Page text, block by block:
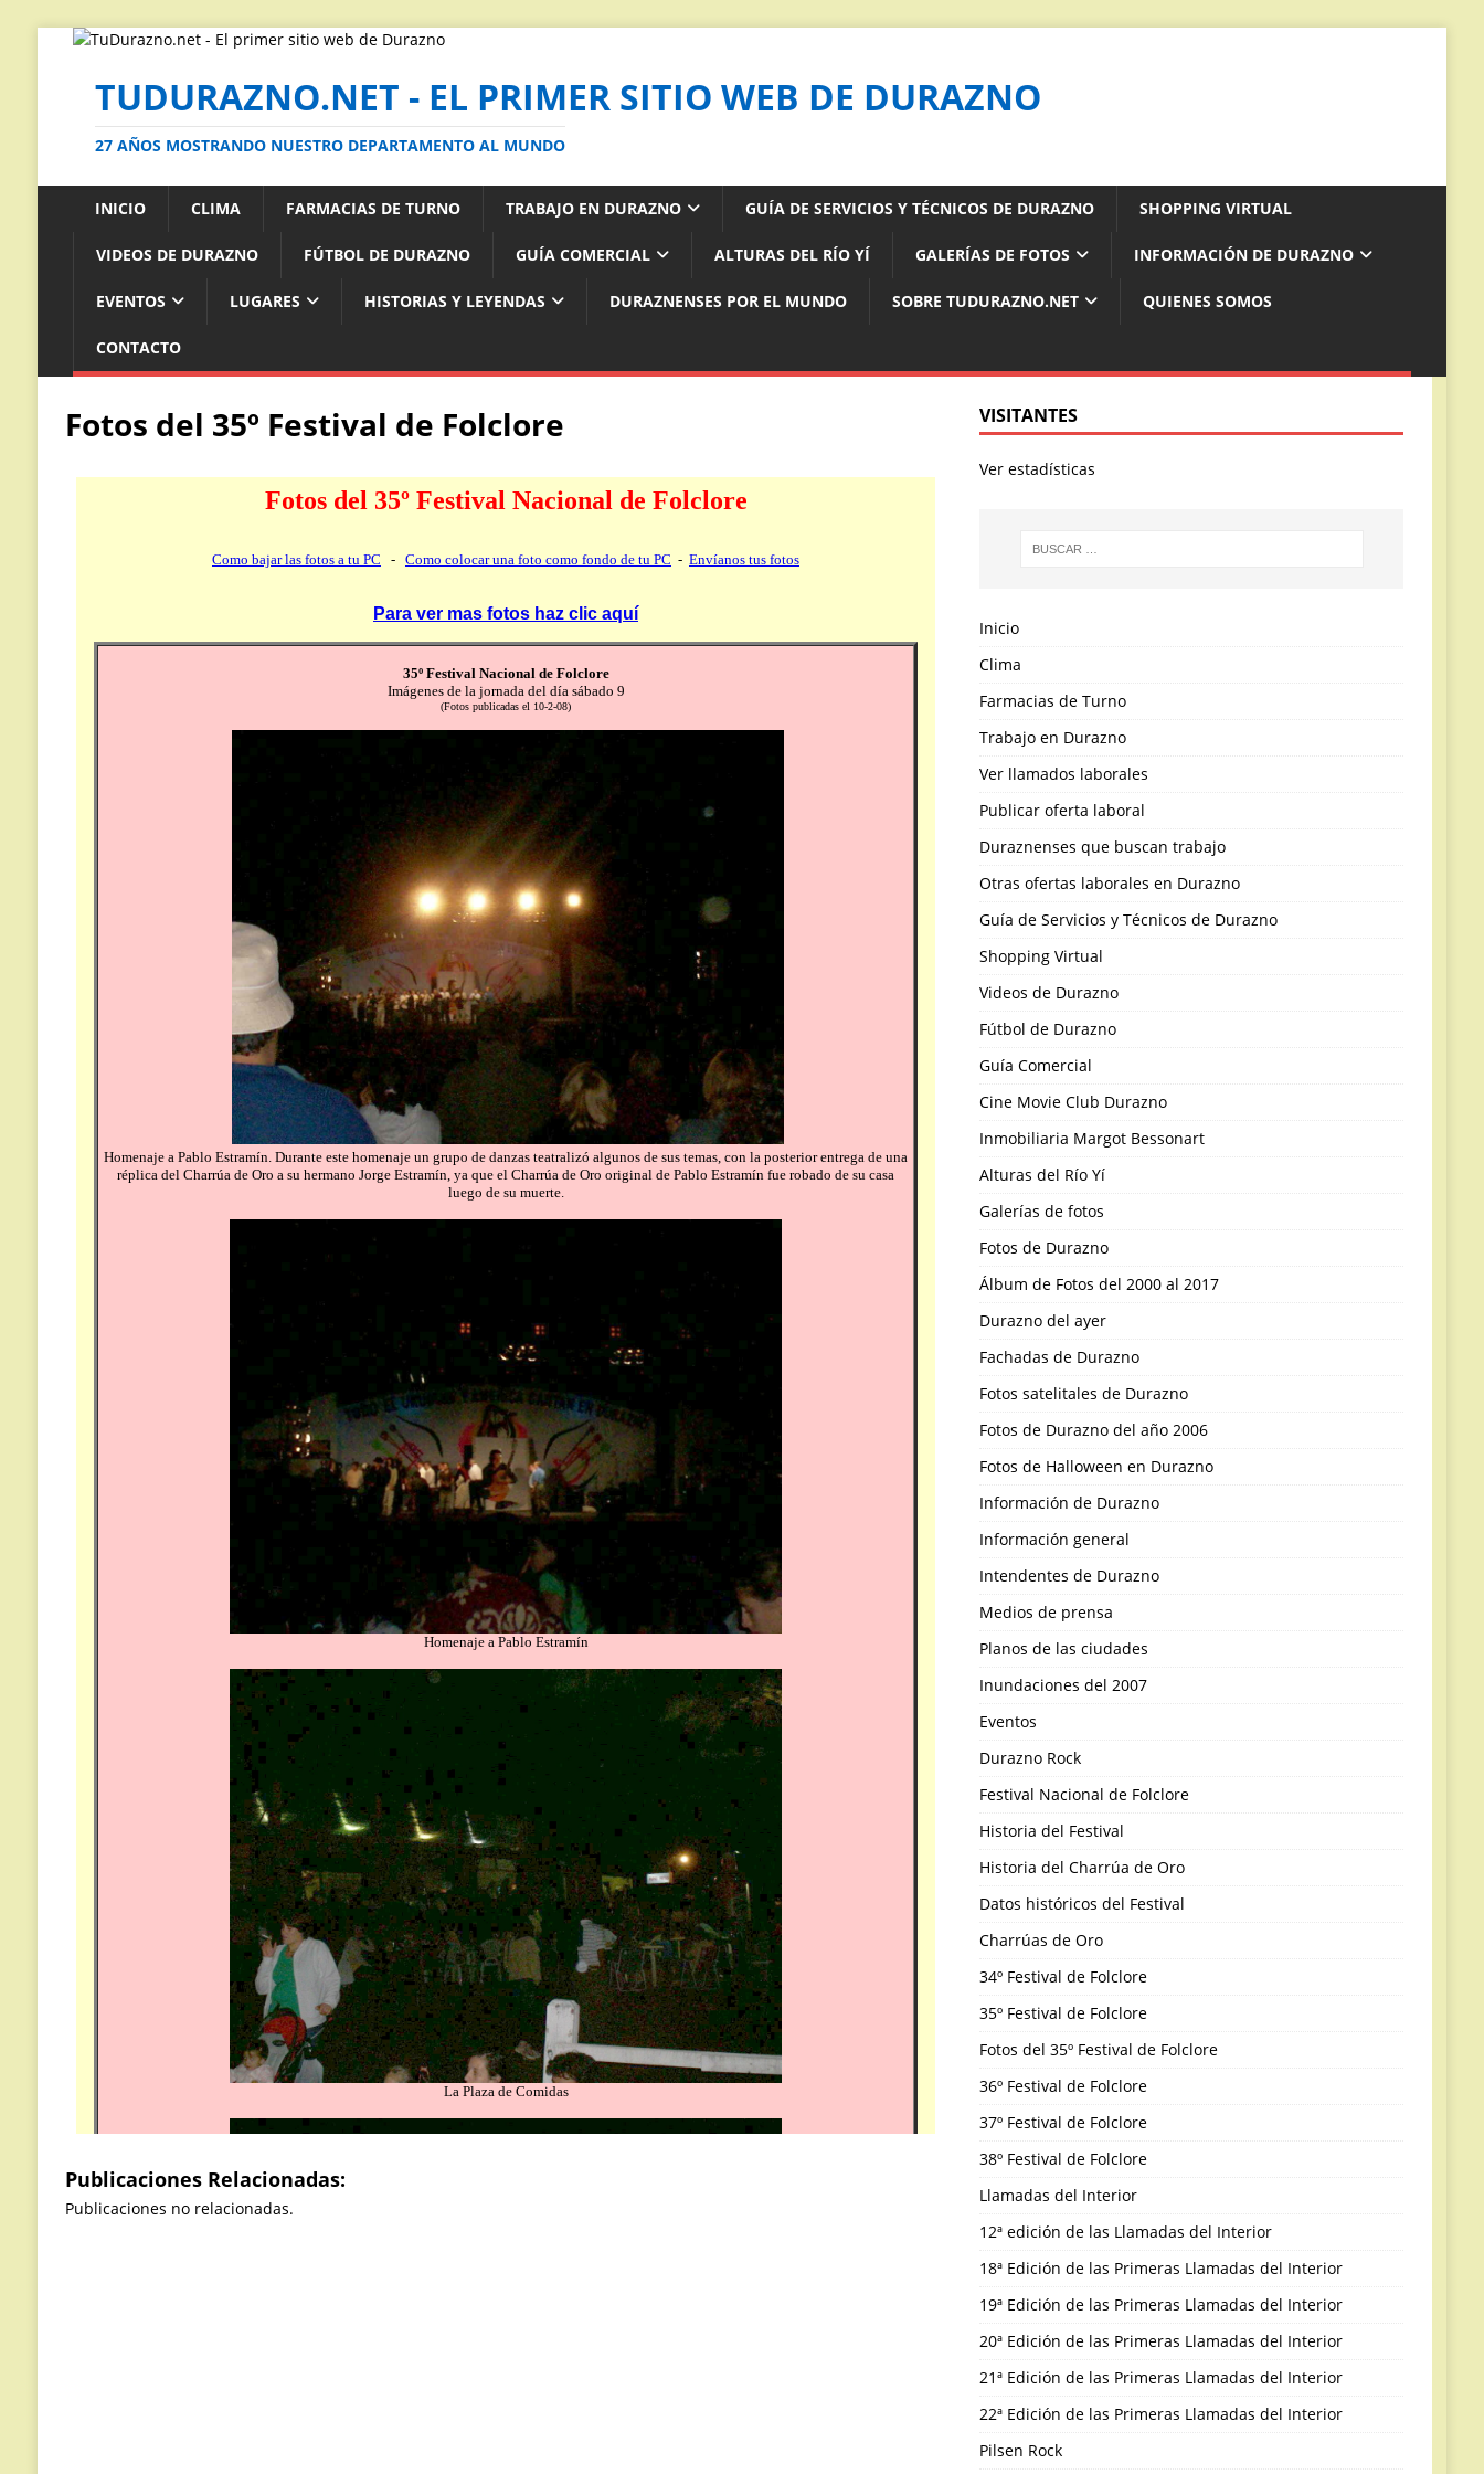
TUDURAZNO.NET - EL PRIMER SITIO WEB DE DURAZNO
27 AÑOS MOSTRANDO NUESTRO DEPARTAMENTO AL MUNDO
INICIO CLIMA FARMACIAS DE TURNO TRABAJO EN DURAZNO GUÍA DE SERVICIOS Y TÉCNICOS DE DURAZNO SHOPPING VIRTUAL
VIDEOS DE DURAZNO FÚTBOL DE DURAZNO GUÍA COMERCIAL ALTURAS DEL RÍO YÍ GALERÍAS DE FOTOS INFORMACIÓN DE DURAZNO
EVENTOS LUGARES HISTORIAS Y LEYENDAS DURAZNENSES POR EL MUNDO SOBRE TUDURAZNO.NET QUIENES SOMOS
CONTACTO
Fotos del 35º Festival de Folclore
Publicaciones Relacionadas:
Publicaciones no relacionadas.
VISITANTES
Ver estadísticas
Inicio
Clima
Farmacias de Turno
Trabajo en Durazno
Ver llamados laborales
Publicar oferta laboral
Duraznenses que buscan trabajo
Otras ofertas laborales en Durazno
Guía de Servicios y Técnicos de Durazno
Shopping Virtual
Videos de Durazno
Fútbol de Durazno
Guía Comercial
Cine Movie Club Durazno
Inmobiliaria Margot Bessonart
Alturas del Río Yí
Galerías de fotos
Fotos de Durazno
Álbum de Fotos del 2000 al 2017
Durazno del ayer
Fachadas de Durazno
Fotos satelitales de Durazno
Fotos de Durazno del año 2006
Fotos de Halloween en Durazno
Información de Durazno
Información general
Intendentes de Durazno
Medios de prensa
Planos de las ciudades
Inundaciones del 2007
Eventos
Durazno Rock
Festival Nacional de Folclore
Historia del Festival
Historia del Charrúa de Oro
Datos históricos del Festival
Charrúas de Oro
34º Festival de Folclore
35º Festival de Folclore
Fotos del 35º Festival de Folclore
36º Festival de Folclore
37º Festival de Folclore
38º Festival de Folclore
Llamadas del Interior
12ª edición de las Llamadas del Interior
18ª Edición de las Primeras Llamadas del Interior
19ª Edición de las Primeras Llamadas del Interior
20ª Edición de las Primeras Llamadas del Interior
21ª Edición de las Primeras Llamadas del Interior
22ª Edición de las Primeras Llamadas del Interior
Pilsen Rock